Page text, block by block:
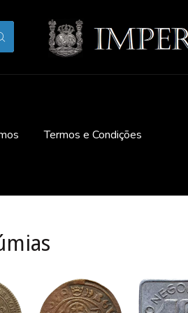
Termos e Condições